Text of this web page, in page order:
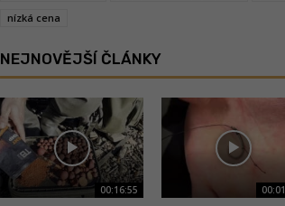
nízká cena
NEJNOVĚJŠÍ ČLÁNKY
00:16:55